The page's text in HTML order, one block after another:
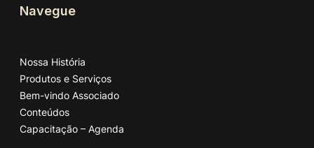
Navegue
Nossa História
Produtos e Serviços
Bem-vindo Associado
Conteúdos
Capacitação – Agenda